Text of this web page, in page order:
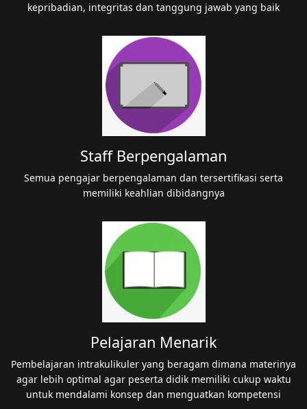
kepribadian, integritas dan tanggung jawab yang baik
Staff Berpengalaman
Semua pengajar berpengalaman dan tersertifikasi serta
memiliki keahlian dibidangnya
Pelajaran Menarik
Pembelajaran intrakulikuler yang beragam dimana materinya
agar lebih optimal agar peserta didik memiliki cukup waktu
untuk mendalami konsep dan menguatkan kompetensi